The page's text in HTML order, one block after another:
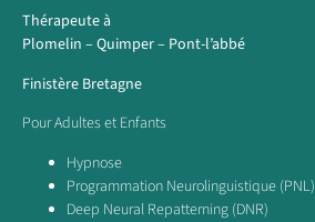
Thérapeute à
Plomelin – Quimper – Pont-l’abbé
Finistère Bretagne
Pour Adultes et Enfants
Hypnose
Programmation Neurolinguistique (PNL)
Deep Neural Repatterning (DNR)